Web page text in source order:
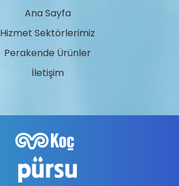
Ana Sayfa
Hizmet Sektörlerimiz
Perakende Ürünler
İletişim